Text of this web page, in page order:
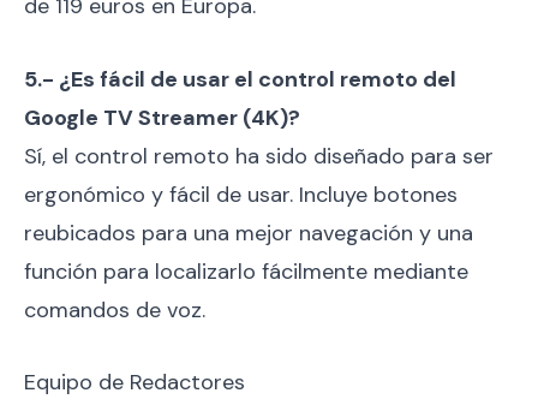
5.- ¿Es fácil de usar el control remoto del
Google TV Streamer (4K)?
Sí, el control remoto ha sido diseñado para ser
ergonómico y fácil de usar. Incluye botones
reubicados para una mejor navegación y una
función para localizarlo fácilmente mediante
comandos de voz.
Equipo de Redactores